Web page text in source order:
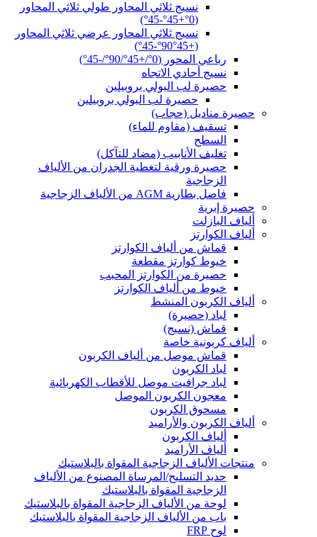
نسيج ثلاثي المحاور طولي ثلاثي المحاور
(0°+45°-45°)
نسيج ثلاثي المحاور عرضي ثلاثي المحاور
(+45°90°-45°)
رباعي المحور (0°/+45°/90°/-45°)
نسيج أحادي الاتجاه
حصيرة لب البولي بروبيلين
حصيرة لب البولي بروبيلين
حصيرة مناديل (حجاب)
تسقيف (مقاوم للماء)
السطح
تغليف الأنابيب (مضاد للتآكل)
حصيرة ورقية لتغطية الجدران من الألياف
الزجاجية
فاصل بطارية AGM من الألياف الزجاجية
حصيرة إبرية
ألياف البازلت
ألياف الكوارتز
قماش من ألياف الكوارتز
خيوط كوارتز مقطعة
حصيرة من الكوارتز المحبب
خيوط من ألياف الكوارتز
ألياف الكربون المنشط
لباد (حصيرة)
قماش (نسيج)
ألياف كربونية خاصة
قماش موصل من ألياف الكربون
لباد الكربون
لباد جرافيت موصل للأقطاب الكهربائية
معجون الكربون الموصل
مسحوق الكربون
ألياف الكربون والأراميد
ألياف الكربون
ألياف الأراميد
منتجات الألياف الزجاجية المقواة بالبلاستيك
حديد التسليح/المرساة المصنوع من الألياف
الزجاجية المقواة بالبلاستيك
لوحة من الألياف الزجاجية المقواة بالبلاستيك
باب من الألياف الزجاجية المقواة بالبلاستيك
لوح FRP